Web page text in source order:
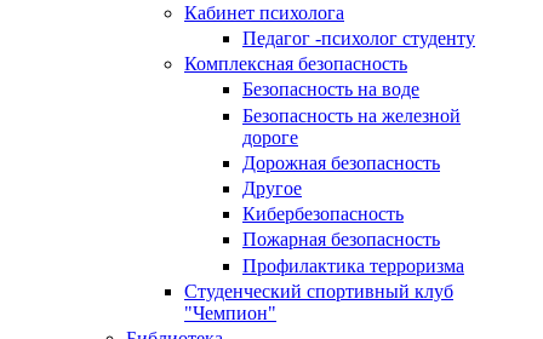
Кабинет психолога
Педагог -психолог студенту
Комплексная безопасность
Безопасность на воде
Безопасность на железной
дороге
Дорожная безопасность
Другое
Кибербезопасность
Пожарная безопасность
Профилактика терроризма
Студенческий спортивный клуб
"Чемпион"